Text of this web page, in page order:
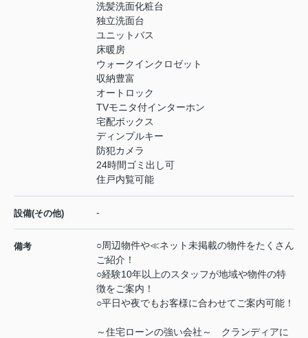
洗髪洗面化粧台
独立洗面台
ユニットバス
床暖房
ウォークインクロゼット
収納豊富
オートロック
TVモニタ付インターホン
宅配ボックス
ディンプルキー
防犯カメラ
24時間ゴミ出し可
住戸内覧可能
設備(その他) -
備考
○周辺物件や≪ネット未掲載の物件をたくさん
ご紹介！
○経験10年以上のスタッフが地域や物件の特
徴をご案内！
○平日や夜でもお客様に合わせてご案内可能！
～住宅ローンの強い会社～ クランディアに